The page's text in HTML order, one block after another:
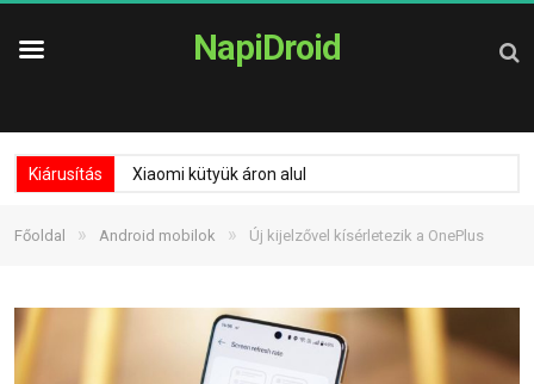
NapiDroid
Kiárusítás Xiaomi kütyük áron alul
Főoldal » Android mobilok » Új kijelzővel kísérletezik a OnePlus